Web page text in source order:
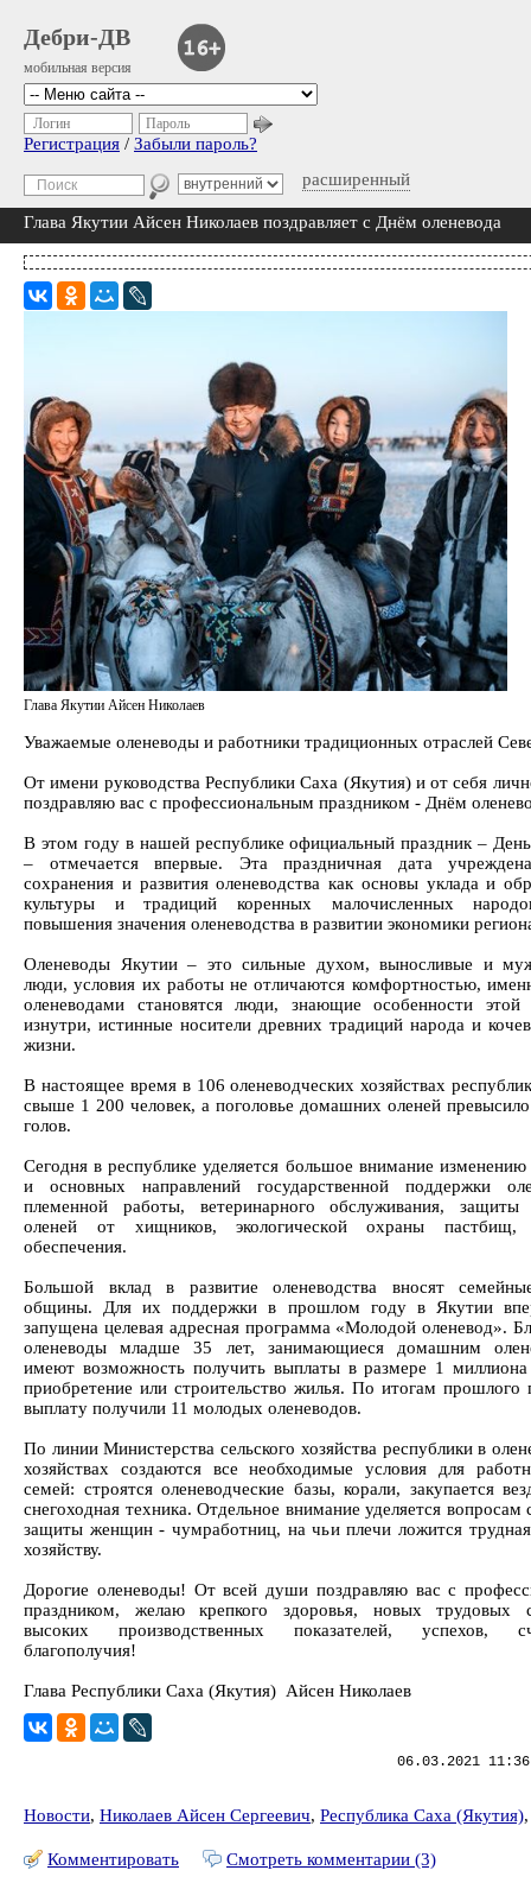
Дебри-ДВ
мобильная версия
расширенный
Логин Пароль
Регистрация / Забыли пароль?
Глава Якутии Айсен Николаев поздравляет с Днём оленевода
Глава Якутии Айсен Николаев
Уважаемые оленеводы и работники традиционных отраслей
От имени руководства Республики Саха (Якутия) и от себя
поздравляю вас с профессиональным праздником - Днём
В этом году в нашей республике официальный праздник –
– отмечается впервые. Эта праздничная дата
сохранения и развития оленеводства как основы уклада и
культуры и традиций коренных малочисленных
повышения значения оленеводства в развитии экономики
Оленеводы Якутии – это сильные духом, выносливые и
люди, условия их работы не отличаются комфортностью,
оленеводами становятся люди, знающие особенности этой
изнутри, истинные носители древних традиций народа и
жизни.
В настоящее время в 106 оленеводческих хозяйствах
свыше 1 200 человек, а поголовье домашних оленей
голов.
Сегодня в республике уделяется большое внимание
и основных направлений государственной поддержки
племенной работы, ветеринарного обслуживания,
оленей от хищников, экологической охраны пастбищ,
обеспечения.
Большой вклад в развитие оленеводства вносят
общины. Для их поддержки в прошлом году в Якутии
запущена целевая адресная программа «Молодой оленевод».
оленеводы младше 35 лет, занимающиеся домашним
имеют возможность получить выплаты в размере 1
приобретение или строительство жилья. По итогам прошлого
выплату получили 11 молодых оленеводов.
По линии Министерства сельского хозяйства республики в
хозяйствах создаются все необходимые условия для
семей: строятся оленеводческие базы, корали, закупается
снегоходная техника. Отдельное внимание уделяется вопросам
защиты женщин - чумработниц, на чьи плечи ложится
хозяйству.
Дорогие оленеводы! От всей души поздравляю вас с
праздником, желаю крепкого здоровья, новых трудовых
высоких производственных показателей, успехов,
благополучия!
Глава Республики Саха (Якутия) Айсен Николаев
06.03.2021
Новости, Николаев Айсен Сергеевич, Республика Саха (Якутия)
Комментировать Смотреть комментарии (3)